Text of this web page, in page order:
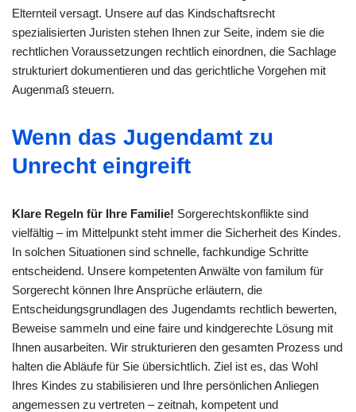
Elternteil versagt. Unsere auf das Kindschaftsrecht
spezialisierten Juristen stehen Ihnen zur Seite, indem sie die
rechtlichen Voraussetzungen rechtlich einordnen, die Sachlage
strukturiert dokumentieren und das gerichtliche Vorgehen mit
Augenmaß steuern.
Wenn das Jugendamt zu
Unrecht eingreift
Klare Regeln für Ihre Familie! Sorgerechtskonflikte sind
vielfältig – im Mittelpunkt steht immer die Sicherheit des Kindes.
In solchen Situationen sind schnelle, fachkundige Schritte
entscheidend. Unsere kompetenten Anwälte von familum für
Sorgerecht können Ihre Ansprüche erläutern, die
Entscheidungsgrundlagen des Jugendamts rechtlich bewerten,
Beweise sammeln und eine faire und kindgerechte Lösung mit
Ihnen ausarbeiten. Wir strukturieren den gesamten Prozess und
halten die Abläufe für Sie übersichtlich. Ziel ist es, das Wohl
Ihres Kindes zu stabilisieren und Ihre persönlichen Anliegen
angemessen zu vertreten – zeitnah, kompetent und